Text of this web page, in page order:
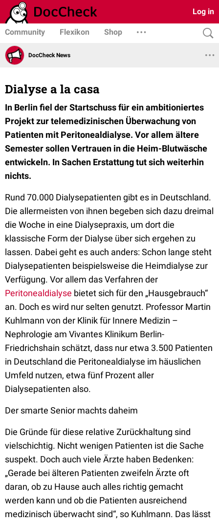
Log in
Community Flexikon Shop
DocCheck News
Dialyse a la casa
In Berlin fiel der Startschuss für ein ambitioniertes
Projekt zur telemedizinischen Überwachung von
Patienten mit Peritonealdialyse. Vor allem ältere
Semester sollen Vertrauen in die Heim-Blutwäsche
entwickeln. In Sachen Erstattung tut sich weiterhin
nichts.
Rund 70.000 Dialysepatienten gibt es in Deutschland.
Die allermeisten von ihnen begeben sich dazu dreimal
die Woche in eine Dialysepraxis, um dort die
klassische Form der Dialyse über sich ergehen zu
lassen. Dabei geht es auch anders: Schon lange steht
Dialysepatienten beispielsweise die Heimdialyse zur
Verfügung. Vor allem das Verfahren der
Peritonealdialyse bietet sich für den „Hausgebrauch“
an. Doch es wird nur selten genutzt. Professor Martin
Kuhlmann von der Klinik für Innere Medizin –
Nephrologie am Vivantes Klinikum Berlin-
Friedrichshain schätzt, dass nur etwa 3.500 Patienten
in Deutschland die Peritonealdialyse im häuslichen
Umfeld nutzen, etwa fünf Prozent aller
Dialysepatienten also.
Der smarte Senior machts daheim
Die Gründe für diese relative Zurückhaltung sind
vielschichtig. Nicht wenigen Patienten ist die Sache
suspekt. Doch auch viele Ärzte haben Bedenken:
„Gerade bei älteren Patienten zweifeln Ärzte oft
daran, ob zu Hause auch alles richtig gemacht
werden kann und ob die Patienten ausreichend
medizinisch überwacht sind“, so Kuhlmann. Das lässt